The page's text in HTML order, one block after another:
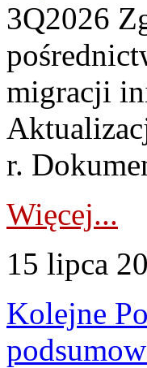
3Q2026
migracji
r.
Więcej...
15 lipca
Kolejne